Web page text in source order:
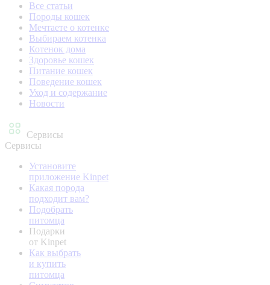
Все статьи
Породы кошек
Мечтаете о котенке
Выбираем котенка
Котенок дома
Здоровье кошек
Питание кошек
Поведение кошек
Уход и содержание
Новости
Сервисы
Сервисы
Установите
приложение Kinpet
Какая порода
подходит вам?
Подобрать
питомца
Подарки
от Kinpet
Как выбрать
и купить
питомца